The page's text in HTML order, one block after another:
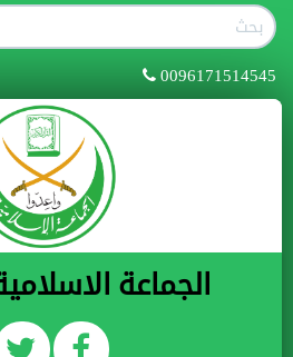
0096171514545
الجماعة